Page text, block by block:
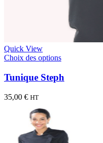
Quick View
Choix des options
Tunique Steph
35,00 € HT